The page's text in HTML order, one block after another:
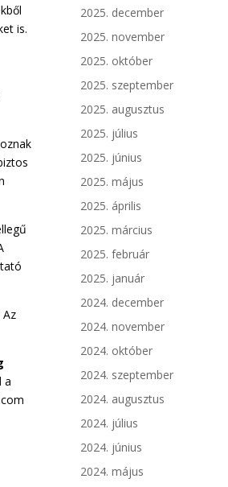
is.
Az
a
2025. december
2025. november
2025. október
2025. szeptember
2025. augusztus
2025. július
2025. június
2025. május
2025. április
2025. március
2025. február
2025. január
2024. december
2024. november
2024. október
2024. szeptember
2024. augusztus
2024. július
2024. június
2024. május